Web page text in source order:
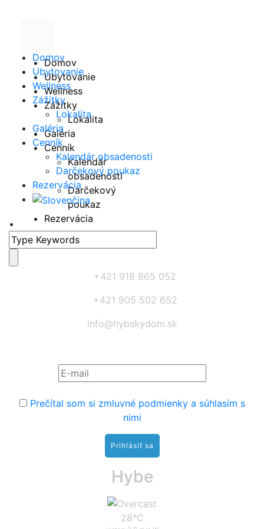
Domov
Ubytovanie
Wellness
Zážitky
Lokalita
Galéria
Cenník
Kalendár
obsadenosti
Darčekový
poukaz
Rezervácia
Domov
Ubytovanie
Wellness
Zážitky
Lokalita
Galéria
Cenník
Kalendár obsadenosti
Darčekový poukaz
Rezervácia
•
Warning : Undefined variable $ret in
/data/6/2/621ba14b-2065-4023-b401-
8e08e73165aa/hybskydom.sk/web/wp-
content/plugins/gdlr-portfolio/gdlr-portfolio-
item.php
on line363
+421 918 865 052
+421 905 502 652
info@hybskydom.sk
Prečítal som si zmluvné podmienky a súhlasím s
nimi
Hybe
28°C